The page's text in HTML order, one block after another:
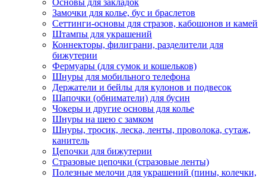
Основы для закладок
Замочки для колье, бус и браслетов
Сеттинги-основы для стразов, кабошонов и камей
Штампы для украшений
Коннекторы, филиграни, разделители для
бижутерии
Фермуары (для сумок и кошельков)
Шнуры для мобильного телефона
Держатели и бейлы для кулонов и подвесок
Шапочки (обниматели) для бусин
Чокеры и другие основы для колье
Шнуры на шею с замком
Шнуры, тросик, леска, ленты, проволока, сутаж,
канитель
Цепочки для бижутерии
Стразовые цепочки (стразовые ленты)
Полезные мелочи для украшений (пины, колечки,